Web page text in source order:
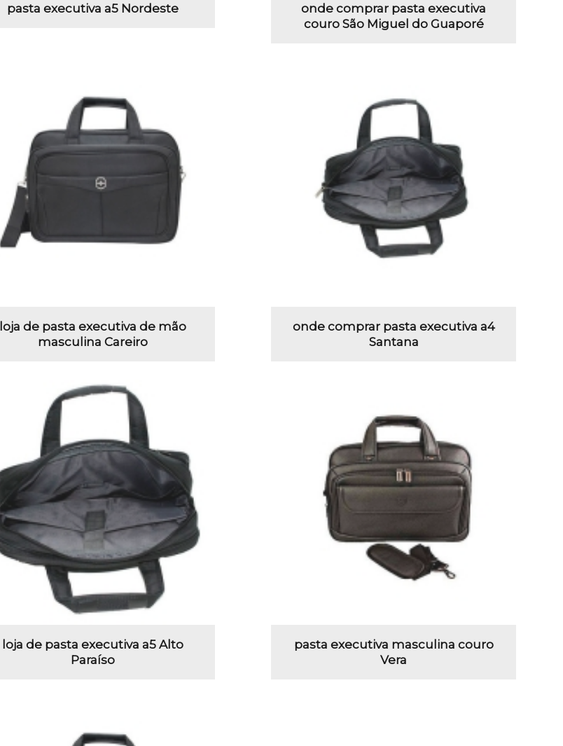
pasta executiva a5 Nordeste
onde comprar pasta executiva
couro São Miguel do Guaporé
loja de pasta executiva de mão
masculina Careiro
onde comprar pasta executiva a4
Santana
loja de pasta executiva a5 Alto
Paraíso
pasta executiva masculina couro
Vera